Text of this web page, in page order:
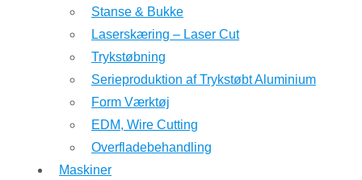
Stanse & Bukke
Laserskæring – Laser Cut
Trykstøbning
Serieproduktion af Trykstøbt Aluminium
Form Værktøj
EDM, Wire Cutting
Overfladebehandling
Maskiner